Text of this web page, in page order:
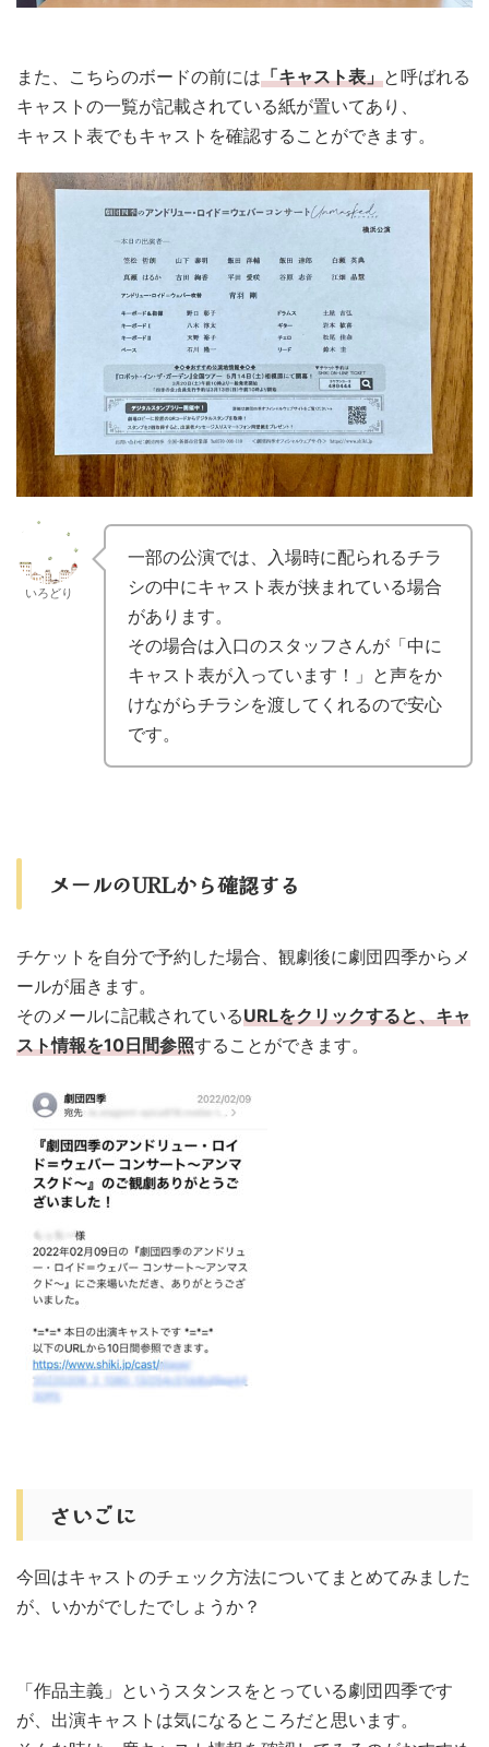
また、こちらのボードの前には「キャスト表」と呼ばれる
キャストの一覧が記載されている紙が置いてあり、
キャスト表でもキャストを確認することができます。
いろどり
一部の公演では、入場時に配られるチラ
シの中にキャスト表が挟まれている場合
があります。
その場合は入口のスタッフさんが「中に
キャスト表が入っています！」と声をか
けながらチラシを渡してくれるので安心
です。
メールのURLから確認する
チケットを自分で予約した場合、観劇後に劇団四季からメ
ールが届きます。
そのメールに記載されているURLをクリックすると、キャ
スト情報を10日間参照することができます。
さいごに
今回はキャストのチェック方法についてまとめてみました
が、いかがでしたでしょうか？
「作品主義」というスタンスをとっている劇団四季です
が、出演キャストは気になるところだと思います。